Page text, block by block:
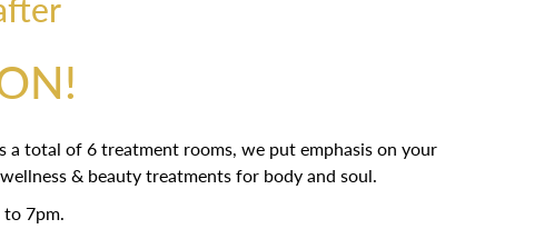
a total of 6 treatment rooms, we put emphasis on your
& beauty treatments for body and soul.
to 7pm.